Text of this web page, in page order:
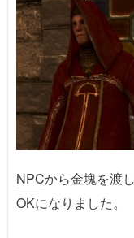
NPCから金塊を渡
OKになりました。